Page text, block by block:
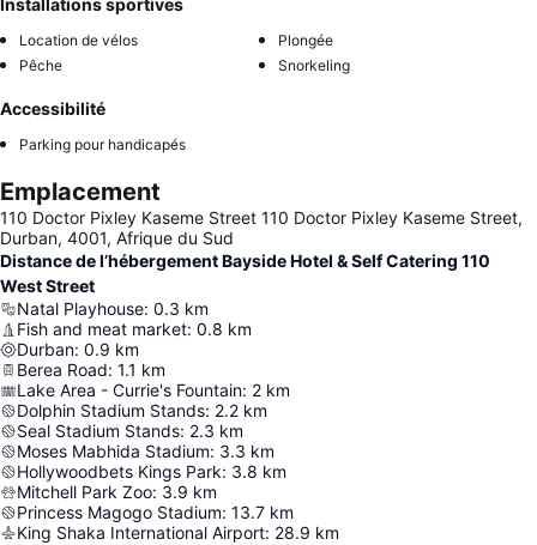
Installations sportives
Location de vélos
Plongée
Pêche
Snorkeling
Accessibilité
Parking pour handicapés
Emplacement
110 Doctor Pixley Kaseme Street 110 Doctor Pixley Kaseme Street,
Durban, 4001, Afrique du Sud
Distance de l’hébergement Bayside Hotel & Self Catering 110
West Street
Natal Playhouse: 0.3 km
Fish and meat market: 0.8 km
Durban: 0.9 km
Berea Road: 1.1 km
Lake Area - Currie's Fountain: 2 km
Dolphin Stadium Stands: 2.2 km
Seal Stadium Stands: 2.3 km
Moses Mabhida Stadium: 3.3 km
Hollywoodbets Kings Park: 3.8 km
Mitchell Park Zoo: 3.9 km
Princess Magogo Stadium: 13.7 km
King Shaka International Airport: 28.9 km